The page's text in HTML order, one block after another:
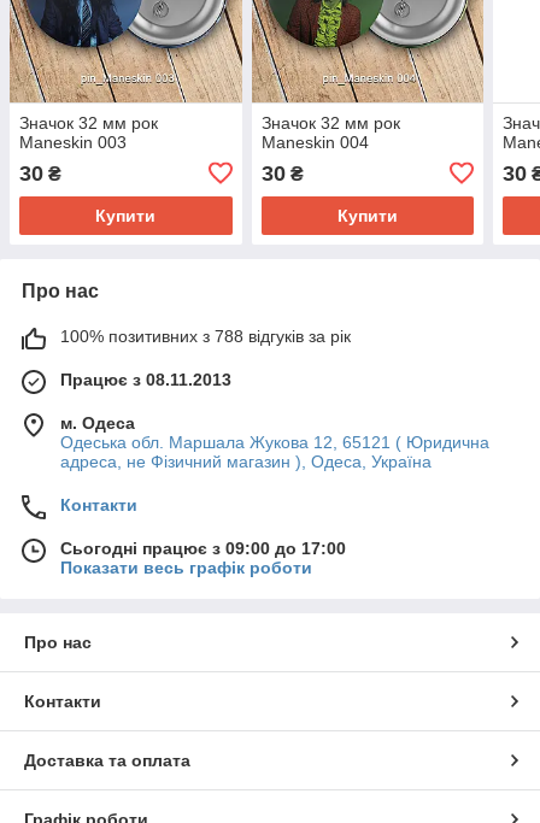
Значок 32 мм рок
Maneskin 003
30 ₴
Купити
Значок 32 мм рок
Maneskin 004
30₴
Купити
30
Про нас
100% позитивних з 788 відгуків за рік
Працює з 08.11.2013
м. Одеса
Одеська обл. Маршала Жукова 12, 65121 ( Юридична
адреса, не Фізичний магазин ), Одеса, Україна
Контакти
Сьогодні працює з 09:00 до 17:00
Показати весь графік роботи
Про нас
Контакти
Доставка та оплата